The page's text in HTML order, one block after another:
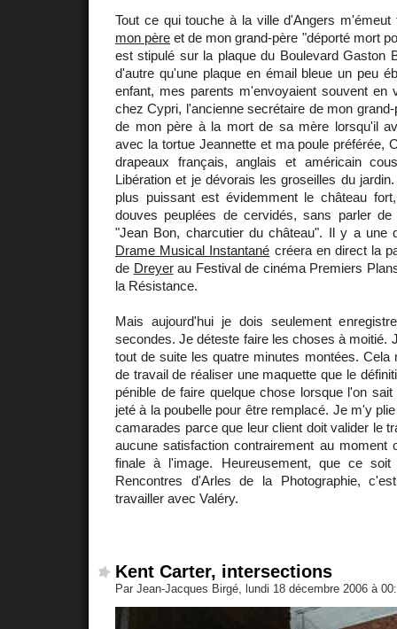
Tout ce qui touche à la ville d'Angers m'émeut
mon père et de mon grand-père "déporté mort
est stipulé sur la plaque du Boulevard Gaston
d'autre qu'une plaque en émail bleue un peu
enfant, mes parents m'envoyaient souvent en
chez Cypri, l'ancienne secrétaire de mon
de mon père à la mort de sa mère lorsqu'il
avec la tortue Jeannette et ma poule préférée,
drapeaux français, anglais et américain
Libération et je dévorais les groseilles du
plus puissant est évidemment le château
douves peuplées de cervidés, sans parler de
"Jean Bon, charcutier du château". Il y a une
Drame Musical Instantané créera en direct la
de Dreyerau Festival de cinéma Premiers
la Résistance.
Mais aujourd'hui je dois seulement
secondes. Je déteste faire les choses à moitié.
tout de suite les quatre minutes montées. Cela
de travail de réaliser une maquette que le
pénible de faire quelque chose lorsque l'on
jeté à la poubelle pour être remplacé. Je m'y
camarades parce que leur client doit valider le
aucune satisfaction contrairement au moment
finale à l'image. Heureusement, que ce
Rencontres d'Arles de la Photographie,
travailler avec Valéry.
Kent Carter, intersections
Par Jean-Jacques Birgé, lundi 18 décembre 2006 à